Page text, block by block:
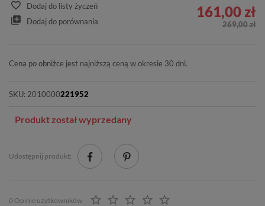
Dodaj do listy życzeń
Dodaj do porównania
161,00 zł
269,00 zł
Cena po obniżce jest najniższą ceną w okresie 30 dni.
SKU: 2010000221952
Produkt został wyprzedany
Udostępnij produkt:
0 Opinie użytkowników